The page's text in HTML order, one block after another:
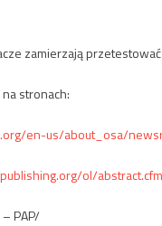
zamierzają
stronach:
en-us/about_osa/
ol/
PAP/